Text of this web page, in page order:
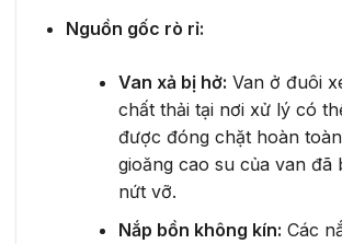
Nguồn gốc rò rỉ:
Van xả bị hở: Van ở đuôi
chất thải tại nơi xử lý có
được đóng chặt hoàn
gioăng cao su của van đã
nứt vỡ.
Nắp bồn không kín: Các